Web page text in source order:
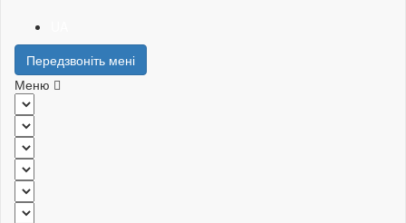
Передзвоніть мені
Меню